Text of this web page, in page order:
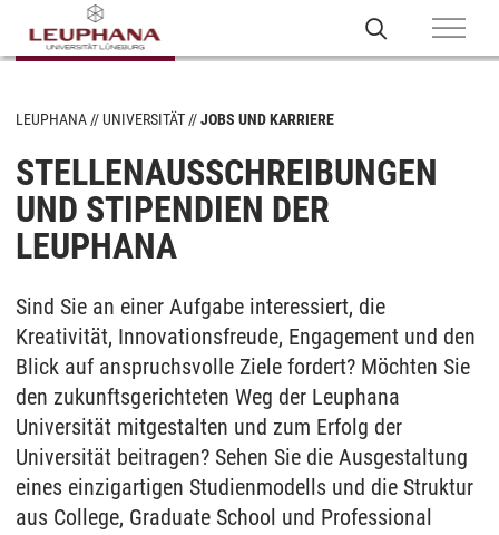
LEUPHANA UNIVERSITÄT JOBS UND KARRIERE
STELLENAUSSCHREIBUNGEN
UND STIPENDIEN DER
LEUPHANA
Sind Sie an einer Aufgabe interessiert, die
Kreativität, Innovationsfreude, Engagement und den
Blick auf anspruchsvolle Ziele fordert? Möchten Sie
den zukunftsgerichteten Weg der Leuphana
Universität mitgestalten und zum Erfolg der
Universität beitragen? Sehen Sie die Ausgestaltung
eines einzigartigen Studienmodells und die Struktur
aus College, Graduate School und Professional